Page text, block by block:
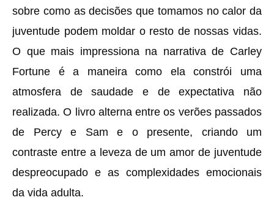
sobre como as decisões que tomamos no calor da
juventude podem moldar o resto de nossas vidas.
O que mais impressiona na narrativa de Carley
Fortune é a maneira como ela constrói uma
atmosfera de saudade e de expectativa não
realizada. O livro alterna entre os verões passados
de Percy e Sam e o presente, criando um
contraste entre a leveza de um amor de juventude
despreocupado e as complexidades emocionais
da vida adulta.